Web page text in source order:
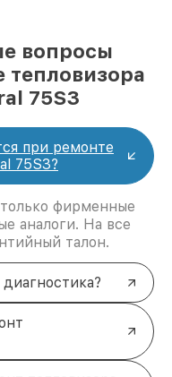
вопросы
тепловизора
75S3
при ремонте
75S3?
фирменные
аналоги. На все
талон.